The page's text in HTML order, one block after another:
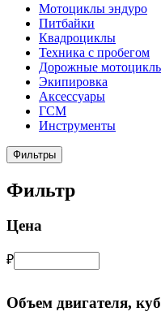
Мотоциклы эндуро
Питбайки
Квадроциклы
Техника с пробегом
Дорожные
Экипировка
Аксессуары
ГСМ
Инструменты
Фильтры
Фильтр
Цена
₽
Объем двигателя, куб